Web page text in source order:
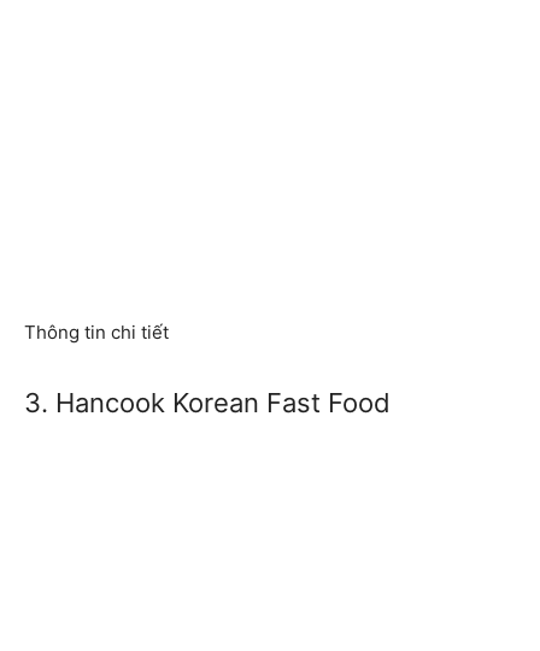
Thông tin chi tiết
3. Hancook Korean Fast Food